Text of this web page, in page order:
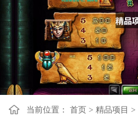
当前位置： 首页 > 精品项目 >